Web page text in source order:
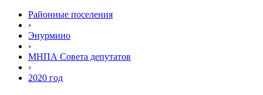
Районные поселения
›
Энурмино
›
МНПА Совета депутатов
›
2020 год